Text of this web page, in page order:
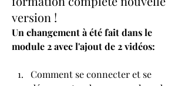
version !
Un changement à été fait dans le
module 2 avec l'ajout de 2 vidéos:
Comment se connecter et se